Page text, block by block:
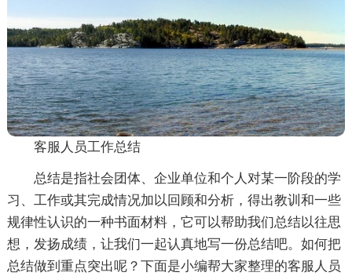
客服人员工作总结
总结是指社会团体、企业单位和个人对某一阶段的学
习、工作或其完成情况加以回顾和分析，得出教训和一些
规律性认识的一种书面材料，它可以帮助我们总结以往思
想，发扬成绩，让我们一起认真地写一份总结吧。如何把
总结做到重点突出呢？下面是小编帮大家整理的客服人员